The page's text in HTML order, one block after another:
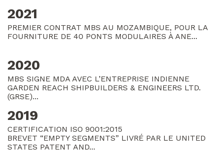
2021
PREMIER CONTRAT MBS AU MOZAMBIQUE, POUR LA
FOURNITURE DE 40 PONTS MODULAIRES À ANE...
2020
MBS SIGNE MDA AVEC L’ENTREPRISE INDIENNE
GARDEN REACH SHIPBUILDERS & ENGINEERS LTD.
(GRSE)...
2019
CERTIFICATION ISO 9001:2015
BREVET “EMPTY SEGMENTS” LIVRÉ PAR LE UNITED
STATES PATENT AND...